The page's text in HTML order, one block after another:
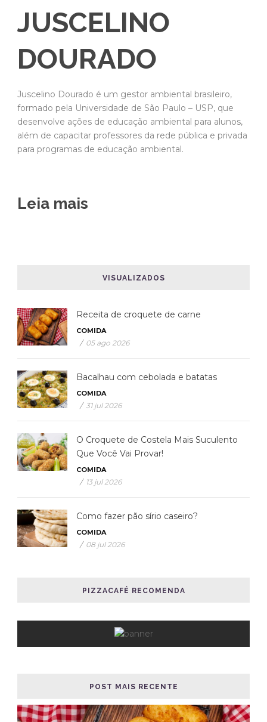
JUSCELINO
DOURADO
Juscelino Dourado é um gestor ambiental brasileiro,
formado pela Universidade de São Paulo – USP, que
desenvolve ações de educação ambiental para alunos,
além de capacitar professores da rede pública e privada
para programas de educação ambiental.
Leia mais
VISUALIZADOS
Receita de croquete de carne
COMIDA
/ 05 ago 2026
Bacalhau com cebolada e batatas
COMIDA
/ 31 jul 2026
O Croquete de Costela Mais Suculento
Que Você Vai Provar!
COMIDA
/ 13 jul 2026
Como fazer pão sírio caseiro?
COMIDA
/ 08 jul 2026
PIZZACAFÉ RECOMENDA
POST MAIS RECENTE